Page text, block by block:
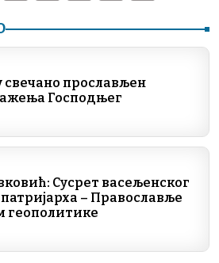
e
a
er at
A
p
p
ai p
k
свечано прослављен
Господњег
Сусрет васељенског
– Православље
геополитике